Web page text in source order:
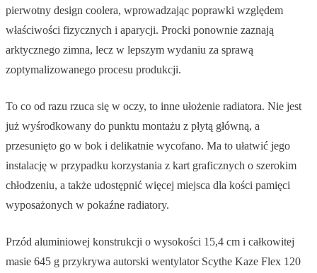
pierwotny design coolera, wprowadzając poprawki względem
właściwości fizycznych i aparycji. Procki ponownie zaznają
arktycznego zimna, lecz w lepszym wydaniu za sprawą
zoptymalizowanego procesu produkcji.
To co od razu rzuca się w oczy, to inne ułożenie radiatora. Nie jest
już wyśrodkowany do punktu montażu z płytą główną, a
przesunięto go w bok i delikatnie wycofano. Ma to ułatwić jego
instalację w przypadku korzystania z kart graficznych o szerokim
chłodzeniu, a także udostępnić więcej miejsca dla kości pamięci
wyposażonych w pokaźne radiatory.
Przód aluminiowej konstrukcji o wysokości 15,4 cm i całkowitej
masie 645 g przykrywa autorski wentylator Scythe Kaze Flex 120